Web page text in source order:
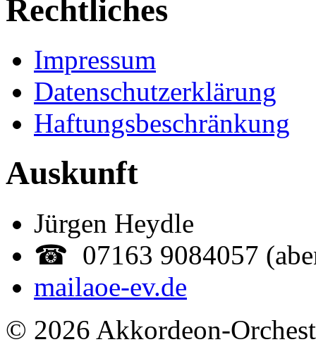
Rechtliches
Impressum
Datenschutzerklärung
Haftungsbeschränkung
Auskunft
Jürgen Heydle
☎ 07163 9084057
mailaoe-ev.de
© 2026 Akkordeon-